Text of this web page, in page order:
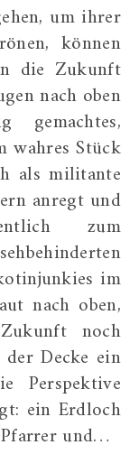
können
die Zukunft
nach oben
wahres Stück
als militante
anregt und
zum
im
nach oben,
noch
Decke ein
Perspektive
ein Erdloch
und…